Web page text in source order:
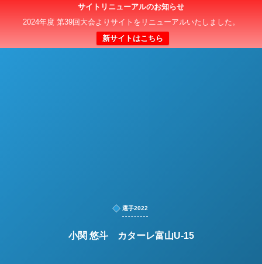
サイトリニューアルのお知らせ
2024年度 第39回大会よりサイトをリニューアルいたしました。
新サイトはこちら
日本クラブユースサッカー選手権（U-15）大会
選手2022
小関 悠斗 カターレ富山U-15